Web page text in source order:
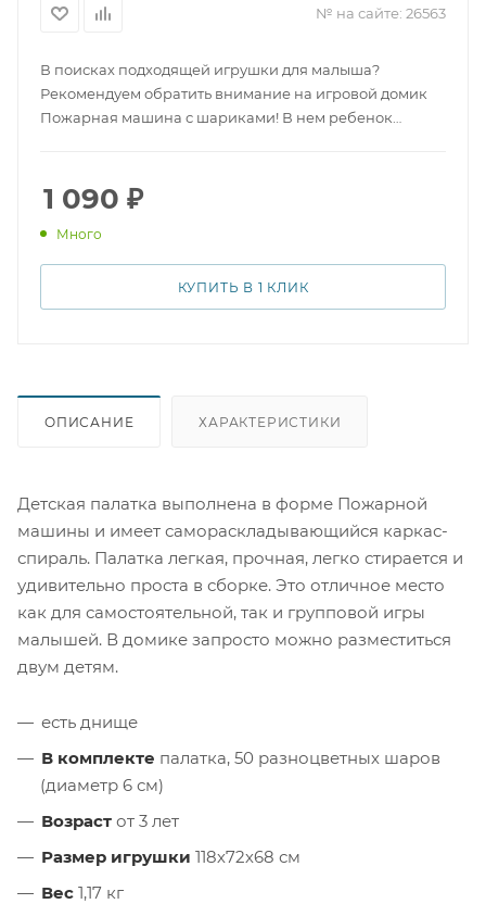
№ на сайте: 26563
В поисках подходящей игрушки для малыша?
Рекомендуем обратить внимание на игровой домик
Пожарная машина с шариками! В нем ребенок
ищете детский домик для игры с шариками, то также
обратите внимание на данную модель, которая
понравится каждому ребенку. А еще у нас есть в
продаже игрушечная Пожарная машина с каталкой
для шариков – отличный подарок для маленького
любителя автомобильной тематики! Не упустите
1 090 ₽
Много
КУПИТЬ В 1 КЛИК
ОПИСАНИЕ ХАРАКТЕРИСТИКИ
Детская палатка выполнена в форме Пожарной
машины и имеет самораскладывающийся каркас-
спираль. Палатка легкая, прочная, легко стирается и
удивительно проста в сборке. Это отличное место
как для самостоятельной, так и групповой игры
малышей. В домике запросто можно разместиться
двум детям.
есть днище
В комплекте палатка, 50 разноцветных шаров
(диаметр 6 см)
Возраст от 3 лет
Размер игрушки 118х72х68 см
Вес 1,17 кг